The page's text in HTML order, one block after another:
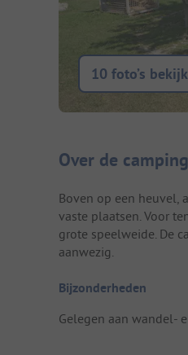
10 foto’s
Camping
Over de camping
Boven op een heuvel,
vaste plaatsen. Voor
grote speelweide. De
aanwezig.
Bijzonderheden
Gelegen aan wandel-